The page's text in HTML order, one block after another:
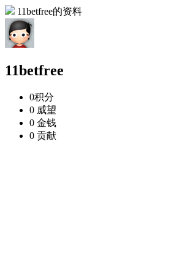
11betfree的资料
11betfree
0积分
0 威望
0 金钱
0 贡献